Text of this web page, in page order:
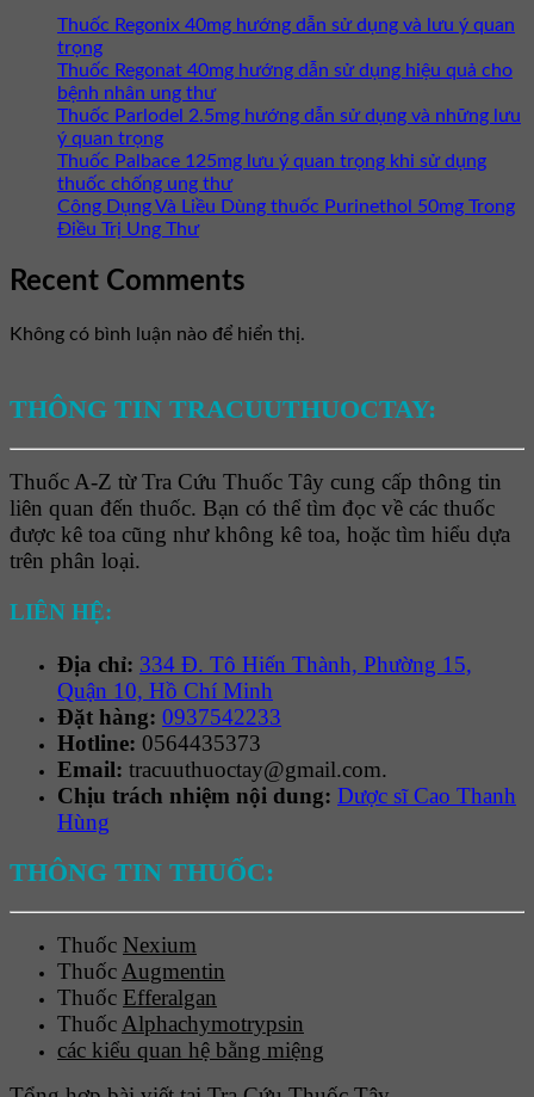
Thuốc Regonix 40mg hướng dẫn sử dụng và lưu ý quan
trọng
Thuốc Regonat 40mg hướng dẫn sử dụng hiệu quả cho
bệnh nhân ung thư
Thuốc Parlodel 2.5mg hướng dẫn sử dụng và những lưu
ý quan trọng
Thuốc Palbace 125mg lưu ý quan trọng khi sử dụng
thuốc chống ung thư
Công Dụng Và Liều Dùng thuốc Purinethol 50mg Trong
Điều Trị Ung Thư
Recent Comments
Không có bình luận nào để hiển thị.
THÔNG TIN TRACUUTHUOCTAY:
Thuốc A-Z từ Tra Cứu Thuốc Tây cung cấp thông tin
liên quan đến thuốc. Bạn có thể tìm đọc về các thuốc
được kê toa cũng như không kê toa, hoặc tìm hiểu dựa
trên phân loại.
LIÊN HỆ:
Địa chỉ: 334 Đ. Tô Hiến Thành, Phường 15,
Quận 10, Hồ Chí Minh
Đặt hàng: 0937542233
Hotline: 0564435373
Email: tracuuthuoctay@gmail.com.
Chịu trách nhiệm nội dung: Dược sĩ Cao Thanh
Hùng
THÔNG TIN THUỐC:
Thuốc Nexium
Thuốc Augmentin
Thuốc Efferalgan
Thuốc Alphachymotrypsin
các kiểu quan hệ bằng miệng